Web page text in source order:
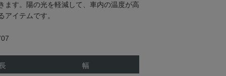
ます。陽の光を軽減して、車内の温度が高
アイテムです。
幅